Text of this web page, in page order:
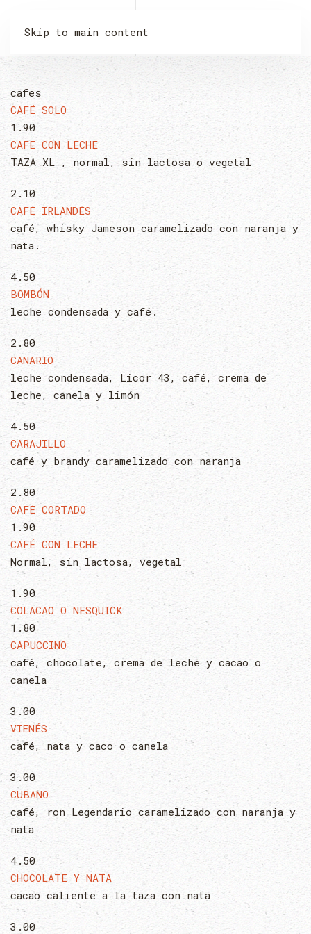
Skip to main content
LA MALQUERIDA
cafes
CAFÉ SOLO
1.90
CAFE CON LECHE
TAZA XL , normal, sin lactosa o vegetal
2.10
CAFÉ IRLANDÉS
café, whisky Jameson caramelizado con naranja y
nata.
4.50
BOMBÓN
leche condensada y café.
2.80
CANARIO
leche condensada, Licor 43, café, crema de
leche, canela y limón
4.50
CARAJILLO
café y brandy caramelizado con naranja
2.80
CAFÉ CORTADO
1.90
CAFÉ CON LECHE
Normal, sin lactosa, vegetal
1.90
COLACAO O NESQUICK
1.80
CAPUCCINO
café, chocolate, crema de leche y cacao o
canela
3.00
VIENÉS
café, nata y caco o canela
3.00
CUBANO
café, ron Legendario caramelizado con naranja y
nata
4.50
CHOCOLATE Y NATA
cacao caliente a la taza con nata
3.00